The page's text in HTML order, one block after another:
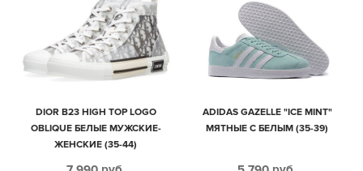
DIOR B23 HIGH TOP LOGO
OBLIQUE БЕЛЫЕ МУЖСКИЕ-
ЖЕНСКИЕ (35-44)
ADIDAS GAZELLE "ICE MINT"
МЯТНЫЕ С БЕЛЫМ (35-39)